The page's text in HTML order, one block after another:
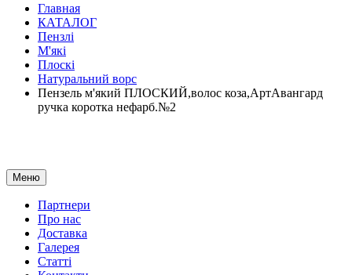
Главная
КАТАЛОГ
Пензлі
М'які
Плоскі
Натуральний ворс
Пензель м'який ПЛОСКИЙ,волос коза,АртАвангард
ручка коротка нефарб.№2
Меню
Партнери
Про нас
Доставка
Галерея
Статтi